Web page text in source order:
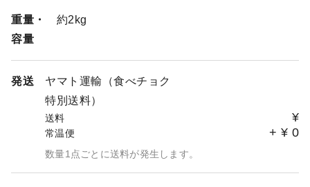
重量・
容量
約2kg
発送
ヤマト運輸（食べチョク
特別送料）
送料 ¥
常温便 + ¥ 0
数量1点ごとに送料が発生します。